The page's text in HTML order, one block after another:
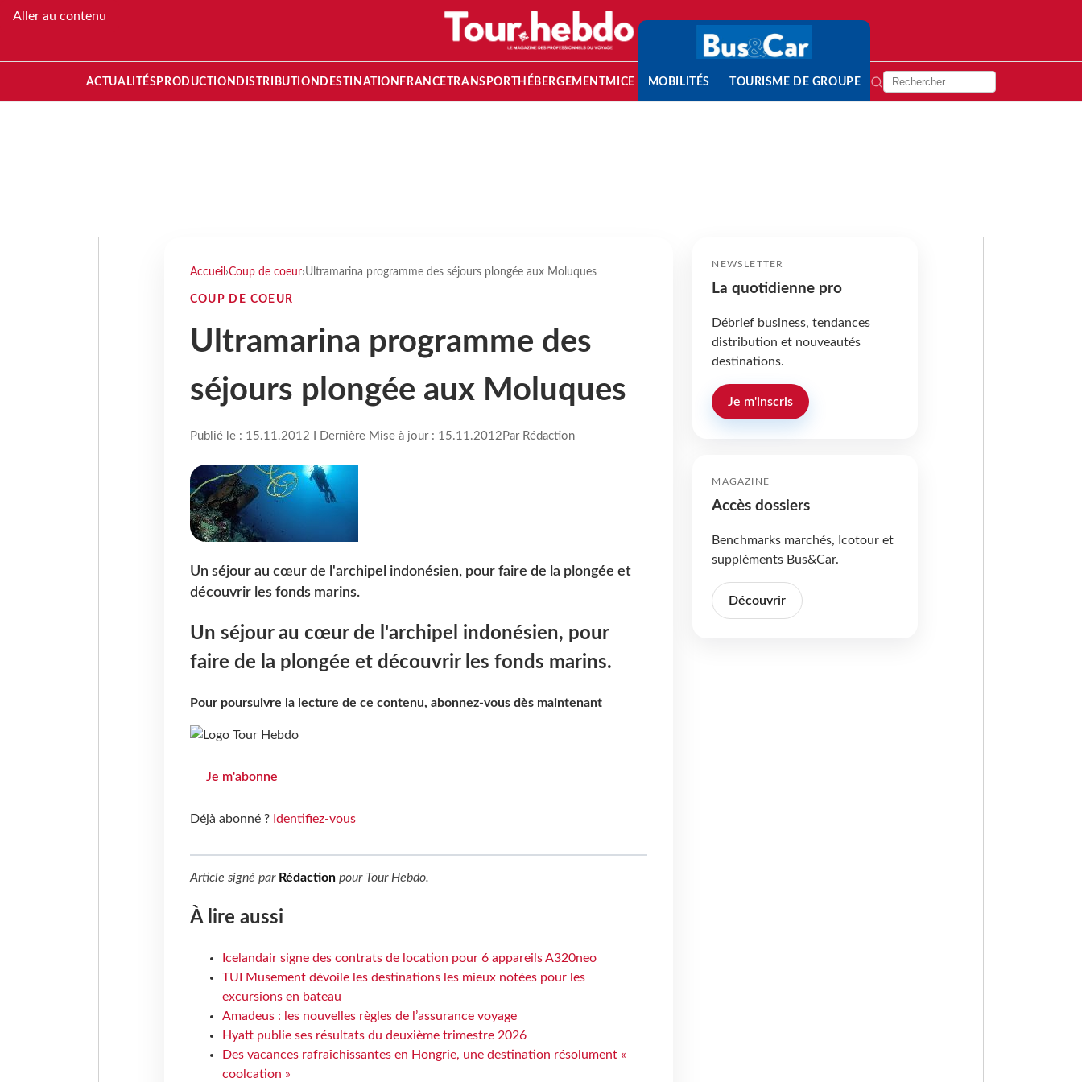
Aller au contenu
ACTUALITÉS PRODUCTION DISTRIBUTION DESTINATION FRANCETRANSPORT HÉBERGEMENTMICE MOBILITÉS TOURISME DE GROUPE
Accueil ›Coup de coeur›Ultramarina programme des séjours plongée aux Moluques
COUP DE COEUR
Ultramarina programme des
séjours plongée aux Moluques
Publié le : 15.11.2012 I Dernière Mise à jour : 15.11.2012 Par Rédaction
Un séjour au cœur de l'archipel indonésien, pour faire de la plongée et
découvrir les fonds marins.
Un séjour au cœur de l'archipel indonésien, pour
faire de la plongée et découvrir les fonds marins.
Pour poursuivre la lecture de ce contenu, abonnez-vous dès maintenant
Je m'abonne
Déjà abonné ? Identifiez-vous
Article signé par Rédactionpour Tour Hebdo.
À lire aussi
Icelandair signe des contrats de location pour 6 appareils A320neo
TUI Musement dévoile les destinations les mieux notées pour les
excursions en bateau
Amadeus : les nouvelles règles de l’assurance voyage
Hyatt publie ses résultats du deuxième trimestre 2026
Des vacances rafraîchissantes en Hongrie, une destination résolument «
coolcation »
NEWSLETTER
La quotidienne pro
Débrief business, tendances
distribution et nouveautés
destinations.
Je m'inscris
MAGAZINE
Accès dossiers
Benchmarks marchés, Icotour et
suppléments Bus&Car.
Découvrir